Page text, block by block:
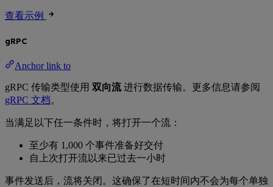
查看示例
gRPC
Anchor link to
gRPC 传输类型使用 双向流进行数据传输。更多信息请参阅
gRPC 文档。
当满足以下任一条件时，将打开一个流：
至少有 1,000 个事件准备好交付
自上次打开流以来已过去一小时
事件发送后，流将关闭。这确保了在短时间内不会为每个单独